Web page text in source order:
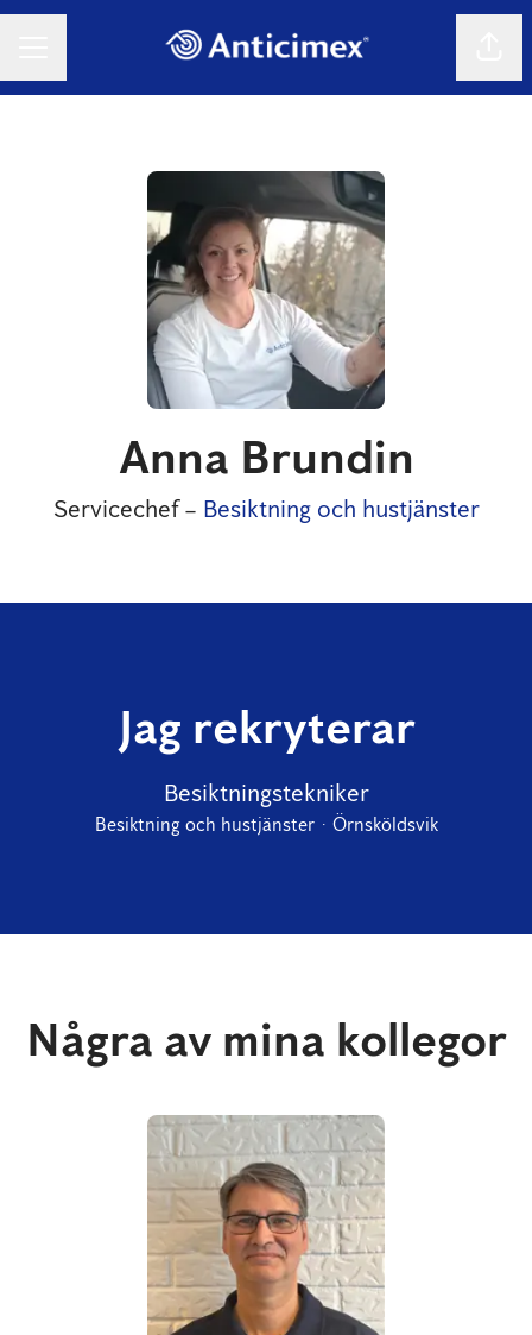
Anna Brundin
Servicechef – Besiktning och hustjänster
Jag rekryterar
Besiktningstekniker
Besiktning och hustjänster · Örnsköldsvik
Några av mina kollegor